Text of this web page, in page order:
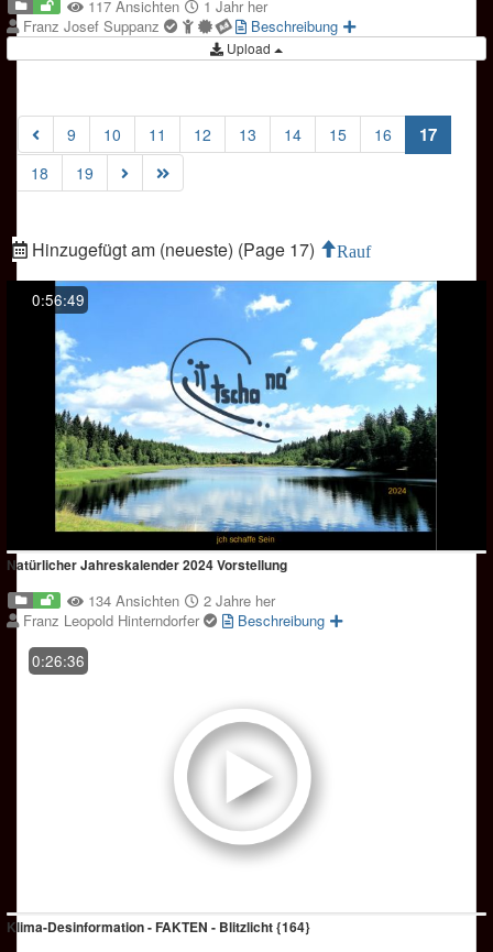
117 Ansichten
1 Jahr her
Franz Josef Suppanz
Beschreibung
Upload
9 10 11 12 13 14 15 16 17
18 19
Hinzugefügt am (neueste) (Page 17) Rauf
0:56:49
Natürlicher Jahreskalender 2024 Vorstellung
134 Ansichten
2 Jahre her
Franz Leopold Hinterndorfer
Beschreibung
0:26:36
Klima-Desinformation - FAKTEN - Blitzlicht {164}